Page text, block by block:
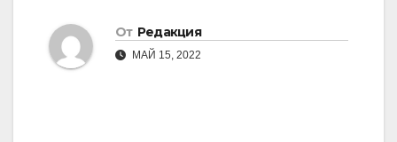
От Редакция
МАЙ 15, 2022